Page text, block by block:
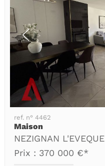
ref. n° 4462
Maison
NEZIGNAN L'EVEQUE
Prix : 370 000 €*